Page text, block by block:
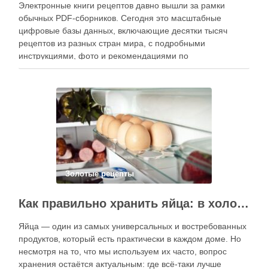
Электронные книги рецептов давно вышли за рамки
обычных PDF-сборников. Сегодня это масштабные
цифровые базы данных, включающие десятки тысяч
рецептов из разных стран мира, с подробными
инструкциями, фото и рекомендациями по
приготовлению. В отличие от печатных изданий,
контент, расширять коллекции блюд и добавлять новые
функции. Ниже …
Золотые рецепты
Как правильно хранить яйца: в холодильнике или на полке?
Яйца — один из самых универсальных и востребованных
продуктов, который есть практически в каждом доме. Но
несмотря на то, что мы используем их часто, вопрос
хранения остаётся актуальным: где всё-таки лучше